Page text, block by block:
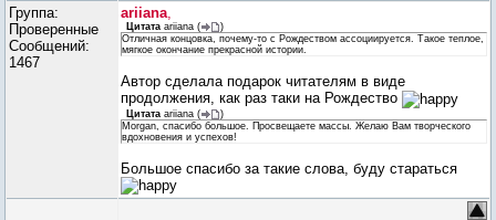
Группа:
Проверенные
Сообщений:
1467
ariiana,
Цитата ariiana (
)
Отличная концовка, почему-то с Рождеством ассоциируется. Такое теплое,
мягкое окончание прекрасной истории.
Автор сделала подарок читателям в виде
продолжения, как раз таки на Рождество
Цитата ariiana (
)
Morgan, спасибо большое. Просвещаете массы. Желаю Вам творческого
вдохновения и успехов!
Большое спасибо за такие слова, буду стараться